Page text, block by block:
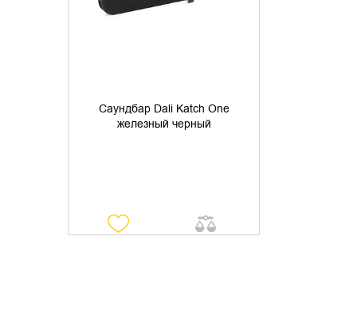
Саундбар Dali Katch One
железный черный